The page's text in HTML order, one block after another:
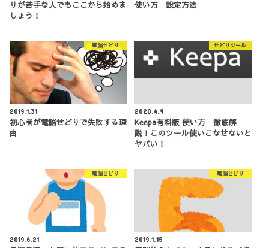
りが苦手な人でもここから始めま
しょう！
使い方 設定方法
電脳せどり
2019.1.31
初心者が電脳せどりで失敗する理
由
せどりツール
2020.4.9
Keepa有料版 使い方 徹底解
説！このツール使いこなせないと
ヤバい！
電脳せどり
2019.6.21
電脳せどり
2019.1.15